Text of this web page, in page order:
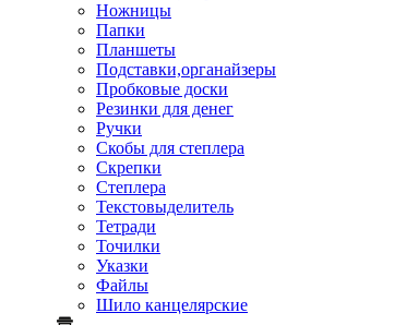
Ножницы
Папки
Планшеты
Подставки,органайзеры
Пробковые доски
Резинки для денег
Ручки
Скобы для степлера
Скрепки
Степлера
Текстовыделитель
Тетради
Точилки
Указки
Файлы
Шило канцелярские